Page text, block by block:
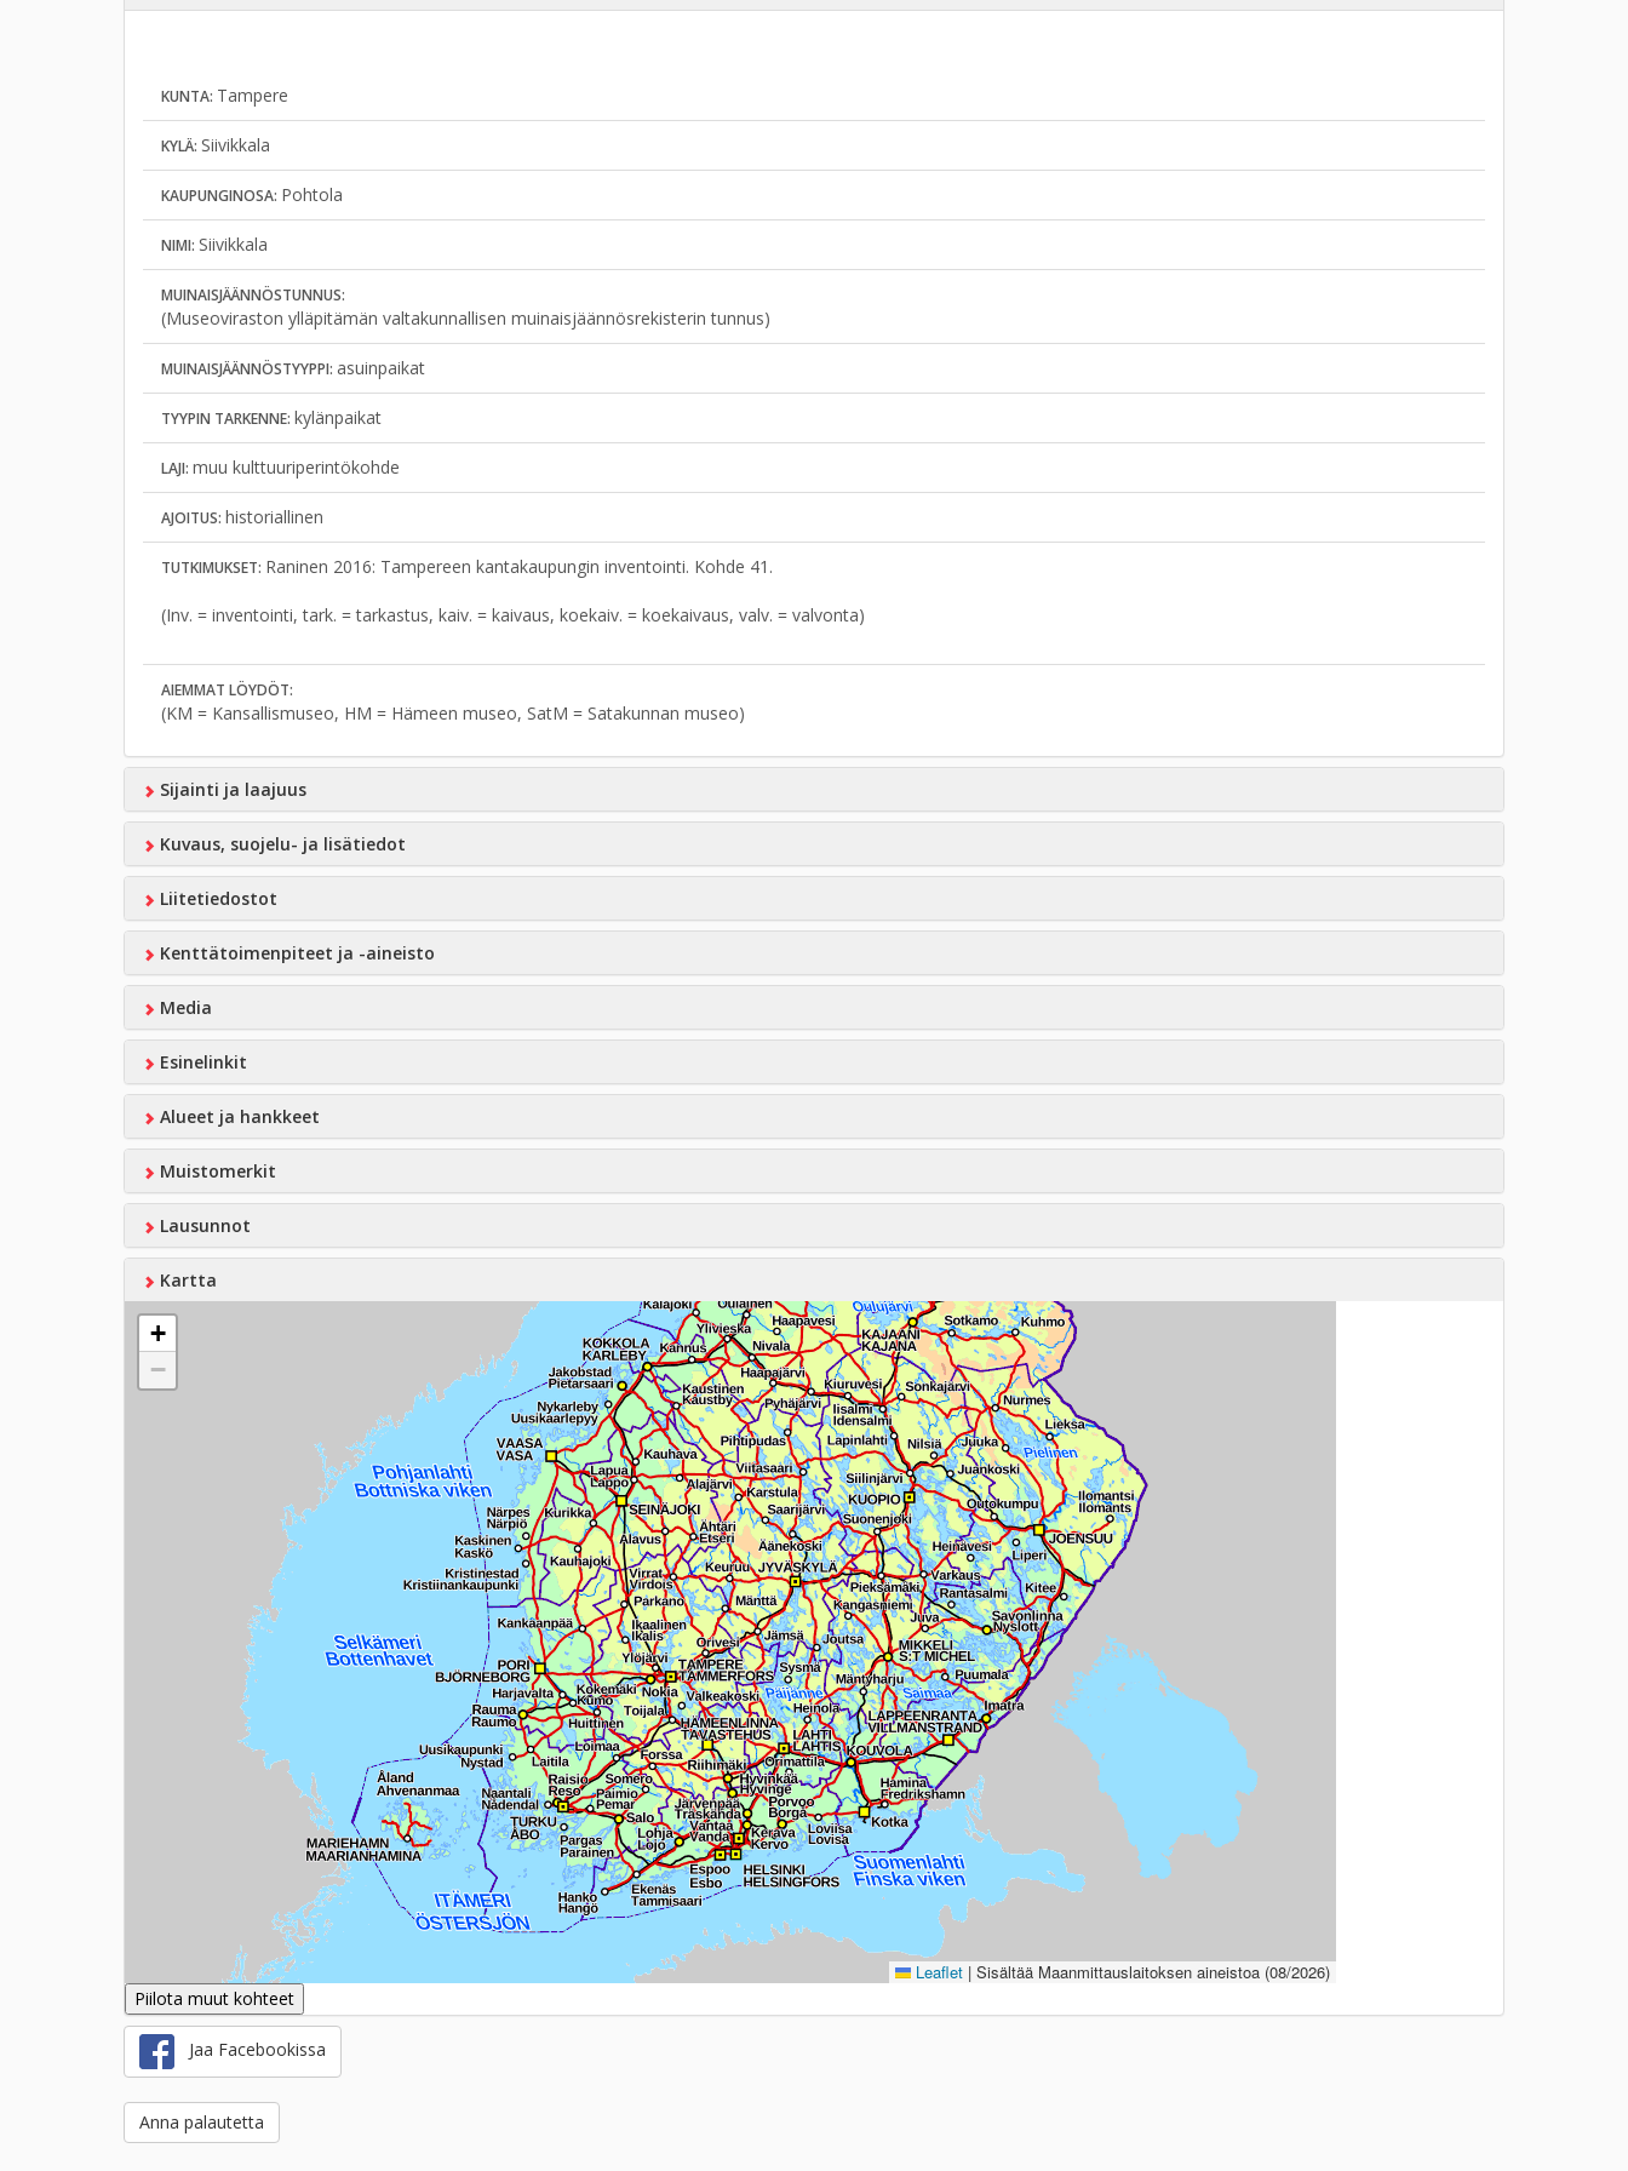
KUNTA: Tampere
KYLÄ: Siivikkala
KAUPUNGINOSA: Pohtola
NIMI: Siivikkala
MUINAISJÄÄNNÖSTUNNUS:
(Museoviraston ylläpitämän valtakunnallisen muinaisjäännösrekisterin tunnus)
MUINAISJÄÄNNÖSTYYPPI: asuinpaikat
TYYPIN TARKENNE: kylänpaikat
LAJI: muu kulttuuriperintökohde
AJOITUS: historiallinen
TUTKIMUKSET: Raninen 2016: Tampereen kantakaupungin inventointi. Kohde 41.
(Inv. = inventointi, tark. = tarkastus, kaiv. = kaivaus, koekaiv. = koekaivaus, valv. = valvonta)
AIEMMAT LÖYDÖT:
(KM = Kansallismuseo, HM = Hämeen museo, SatM = Satakunnan museo)
Sijainti ja laajuus
Kuvaus, suojelu- ja lisätiedot
Liitetiedostot
Kenttätoimenpiteet ja -aineisto
Media
Esinelinkit
Alueet ja hankkeet
Muistomerkit
Lausunnot
Kartta
+
−
Leaflet | Sisältää Maanmittauslaitoksen aineistoa (08/2026)
Piilota muut kohteet
Jaa Facebookissa
Anna palautetta